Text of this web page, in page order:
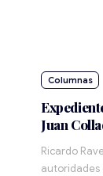
Columnas‏
Juan
Ricardo
autoridades